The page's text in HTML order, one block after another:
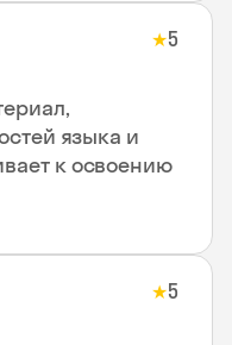
★5
языка и
к освоению
★5